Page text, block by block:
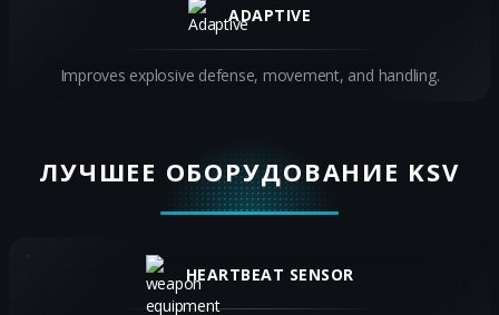
ADAPTIVE
Improves explosive defense, movement, and handling.
ЛУЧШЕЕ ОБОРУДОВАНИЕ KSV
HEARTBEAT SENSOR